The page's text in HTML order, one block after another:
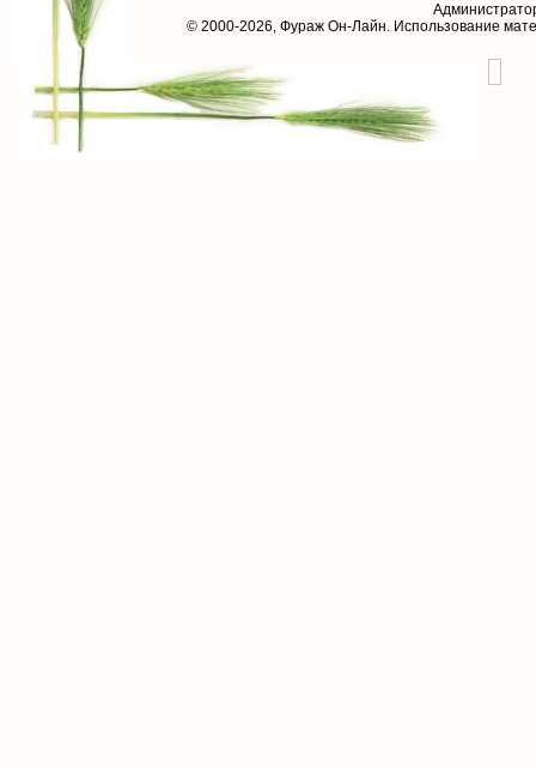
© 2000-2026, Фураж Он-Лайн. Использование